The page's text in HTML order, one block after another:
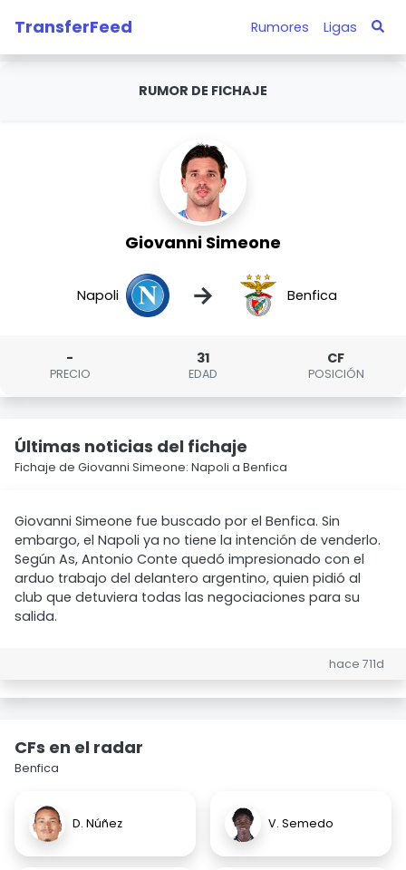
TransferFeed Rumores Ligas
RUMOR DE FICHAJE
Giovanni Simeone
Napoli → Benfica
-
PRECIO
31
EDAD
CF
POSICIÓN
Últimas noticias del fichaje
Fichaje de Giovanni Simeone: Napoli a Benfica
Giovanni Simeone fue buscado por el Benfica. Sin
embargo, el Napoli ya no tiene la intención de venderlo.
Según As, Antonio Conte quedó impresionado con el
arduo trabajo del delantero argentino, quien pidió al
club que detuviera todas las negociaciones para su
salida.
hace 711d
CFs en el radar
Benfica
D. Núñez V. Semedo